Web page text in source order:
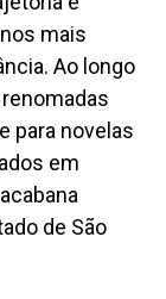
mais
Ao longo
para novelas
em
de São